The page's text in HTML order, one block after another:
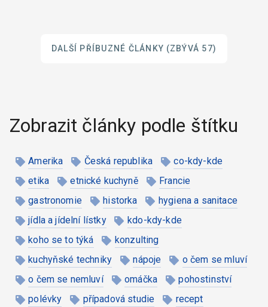
DALŠÍ PŘÍBUZNÉ ČLÁNKY (ZBÝVÁ 57)
Zobrazit články podle štítku
Amerika Česká republika
co-kdy-kde
etika
etnické kuchyně
Francie
gastronomie
historka
hygiena a sanitace
jídla a jídelní lístky
kdo-kdy-kde
koho se to týká
konzulting
kuchyňské techniky
nápoje
o čem se mluví
o čem se nemluví
omáčka
pohostinství
polévky
případová studie
recept